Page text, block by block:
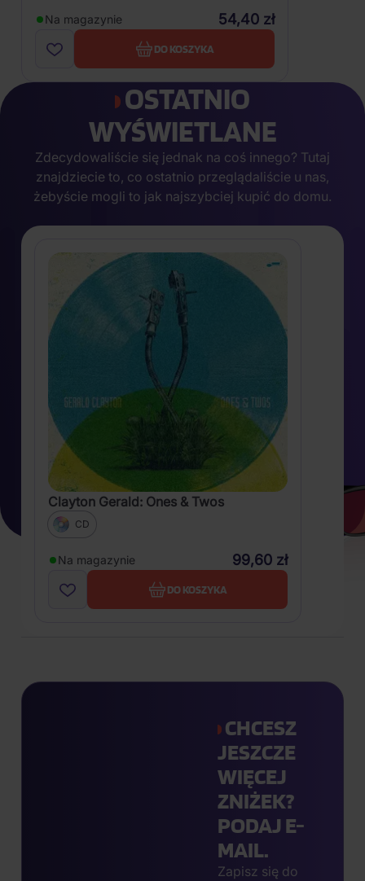
Na magazynie 54,40 zł
DO KOSZYKA
OSTATNIO
WYŚWIETLANE
Zdecydowaliście się jednak na coś innego? Tutaj
znajdziecie to, co ostatnio przeglądaliście u nas,
żebyście mogli to jak najszybciej kupić do domu.
Clayton Gerald: Ones & Twos
CD
Na magazynie 99,60 zł
DO KOSZYKA
CHCESZ
JESZCZE
WIĘCEJ
ZNIŻEK?
PODAJ E-
MAIL.
Zapisz się do